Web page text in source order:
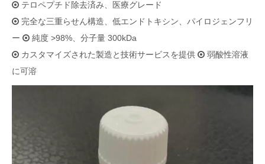
 テロペプチド除去済み、医療グレード
 完全な三重らせん構造、低エンドトキシン、パイロジェンフリ
ー  純度 >98%、分子量 300kDa
 カスタマイズされた製造と技術サービスを提供  弱酸性溶液
に可溶